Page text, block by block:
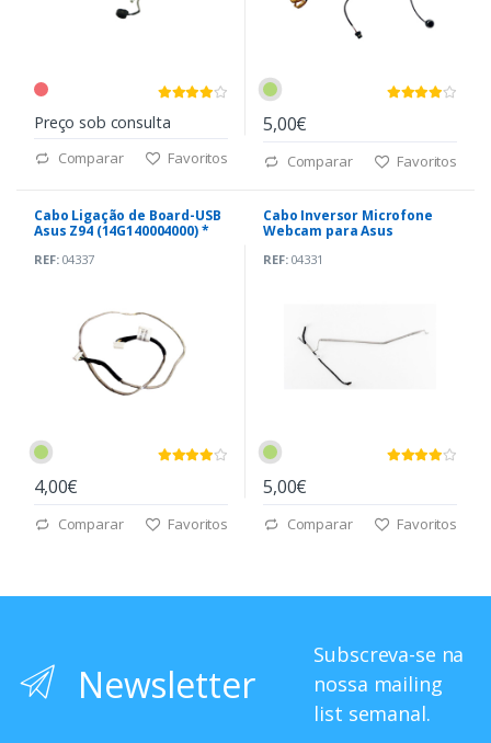
Preço sob consulta
Comparar Favoritos
5,00€
Comparar Favoritos
Cabo Ligação de Board-USB
Asus Z94 (14G140004000) *
REF:04337
4,00€
Comparar Favoritos
Cabo Inversor Microfone
Webcam para Asus
REF:04331
5,00€
Comparar Favoritos
Newsletter
Subscreva-se na
nossa mailing
list semanal.